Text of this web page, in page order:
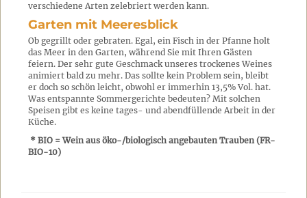
verschiedene Arten zelebriert werden kann.
Garten mit Meeresblick
Ob gegrillt oder gebraten. Egal, ein Fisch in der Pfanne holt
das Meer in den Garten, während Sie mit Ihren Gästen
feiern. Der sehr gute Geschmack unseres trockenes Weines
animiert bald zu mehr. Das sollte kein Problem sein, bleibt
er doch so schön leicht, obwohl er immerhin 13,5% Vol. hat.
Was entspannte Sommergerichte bedeuten? Mit solchen
Speisen gibt es keine tages- und abendfüllende Arbeit in der
Küche.
* BIO = Wein aus öko-/biologisch angebauten Trauben (FR-
BIO-10)